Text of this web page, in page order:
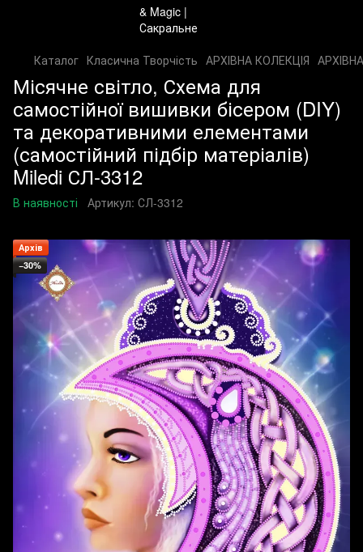
Каталог Класична Творчість АРХІВНА КОЛЕКЦІЯ
Місячне світло, Схема для
самостійної вишивки бісером (DIY)
та декоративними елементами
(самостійний підбір матеріалів)
Miledi СЛ-3312
В наявності Артикул: СЛ-3312
Архів
−30%